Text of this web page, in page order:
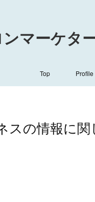
マーケタ
Top Profile
スの情報に関